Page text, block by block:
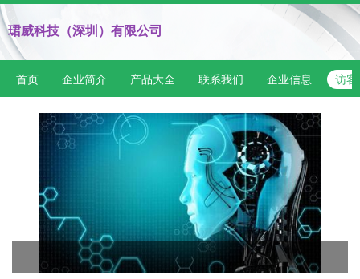
珺威科技（深圳）有限公司
首页 企业简介 产品大全 联系我们 企业信息 访客